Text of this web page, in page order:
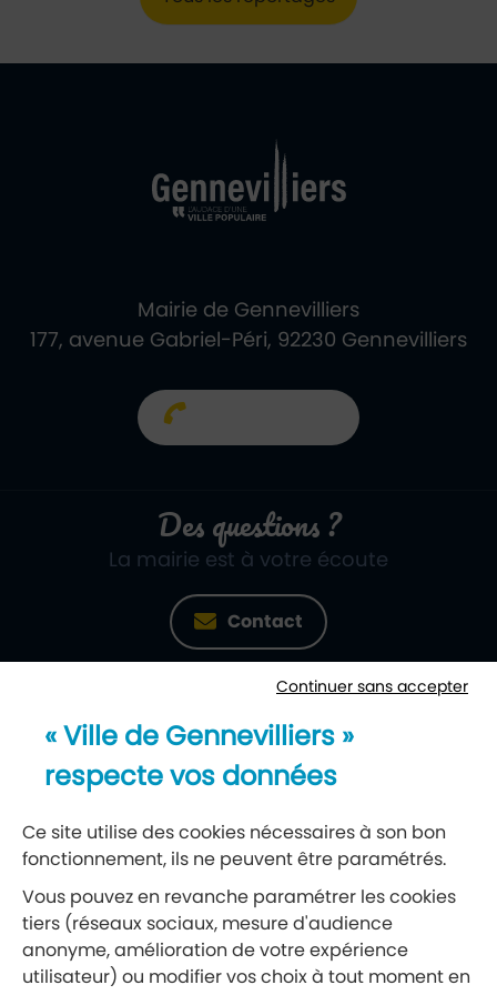
Mairie de Gennevilliers
177, avenue Gabriel-Péri, 92230 Gennevilliers
Des questions ?
La mairie est à votre écoute
Contact
Newsletter
Réseaux sociaux
Suivez-nous
Continuer sans accepter
« Ville de Gennevilliers »
respecte vos données
Ce site utilise des cookies nécessaires à son bon
fonctionnement, ils ne peuvent être paramétrés.
Vous pouvez en revanche paramétrer les cookies
tiers (réseaux sociaux, mesure d'audience
anonyme, amélioration de votre expérience
utilisateur) ou modifier vos choix à tout moment en